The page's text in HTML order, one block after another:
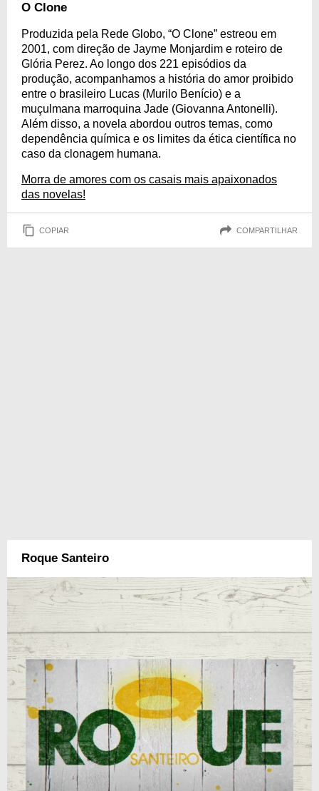
O Clone
Produzida pela Rede Globo, “O Clone” estreou em
2001, com direção de Jayme Monjardim e roteiro de
Glória Perez. Ao longo dos 221 episódios da
produção, acompanhamos a história do amor proibido
entre o brasileiro Lucas (Murilo Benício) e a
muçulmana marroquina Jade (Giovanna Antonelli).
Além disso, a novela abordou outros temas, como
dependência química e os limites da ética científica no
caso da clonagem humana.
Morra de amores com os casais mais apaixonados
das novelas!
COPIAR COMPARTILHAR
Roque Santeiro